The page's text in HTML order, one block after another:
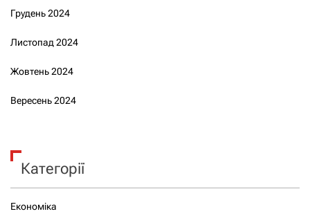
Грудень 2024
Листопад 2024
Жовтень 2024
Вересень 2024
Категорії
Економіка